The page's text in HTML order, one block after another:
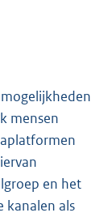
mensen
en het
kanalen als